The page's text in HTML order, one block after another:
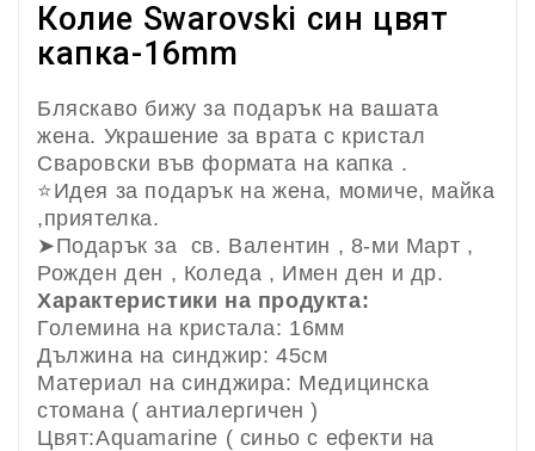
Колие Swarovski син цвят
капка-16mm
Бляскаво бижу за подарък на вашата
жена. Украшение за врата с кристал
Сваровски във формата на капка .
⭐Идея за подарък на жена, момиче, майка
,приятелка.
➤Подарък за св. Валентин , 8-ми Март ,
Рожден ден , Коледа , Имен ден и др.
Характеристики на продукта:
Големина на кристала: 16мм
Дължина на синджир: 45см
Материал на синджира: Медицинска
стомана ( антиалергичен )
Цвят:Aquamarine ( синьо с ефекти на